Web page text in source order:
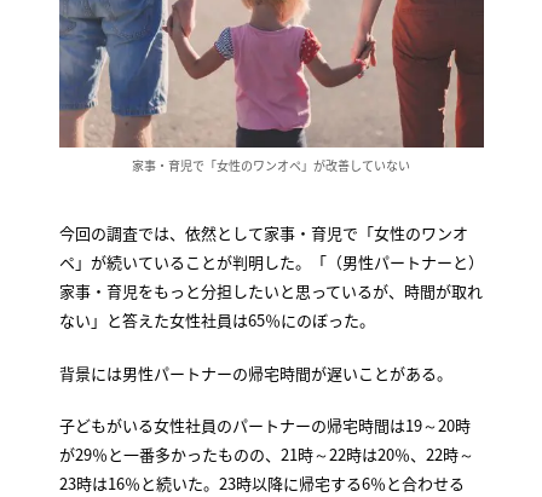
家事・育児で「女性のワンオペ」が改善していない
今回の調査では、依然として家事・育児で「女性のワンオ
ペ」が続いていることが判明した。「（男性パートナーと）
家事・育児をもっと分担したいと思っているが、時間が取れ
ない」と答えた女性社員は65％にのぼった。
背景には男性パートナーの帰宅時間が遅いことがある。
子どもがいる女性社員のパートナーの帰宅時間は19～20時
が29％と一番多かったものの、21時～22時は20％、22時～
23時は16％と続いた。23時以降に帰宅する6％と合わせる